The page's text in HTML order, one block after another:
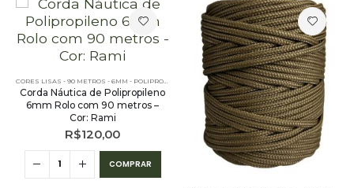
,PE - 6MM - POLIPROPILENO - 90 METROS PE - 6MM - POLIPROPILENO - 90 METROS
Corda Náutica de Polipropileno
6mm Rolo com 90 metros –
Cor: Rami
R$120,00
COMPRAR